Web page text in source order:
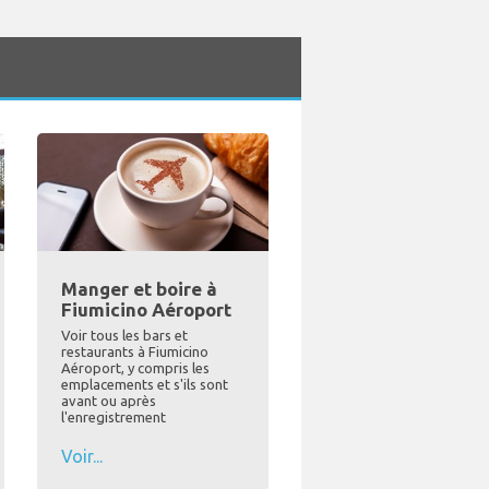
Manger et boire à
Fiumicino Aéroport
Voir tous les bars et
restaurants à Fiumicino
Aéroport, y compris les
emplacements et s'ils sont
avant ou après
l'enregistrement
Voir...